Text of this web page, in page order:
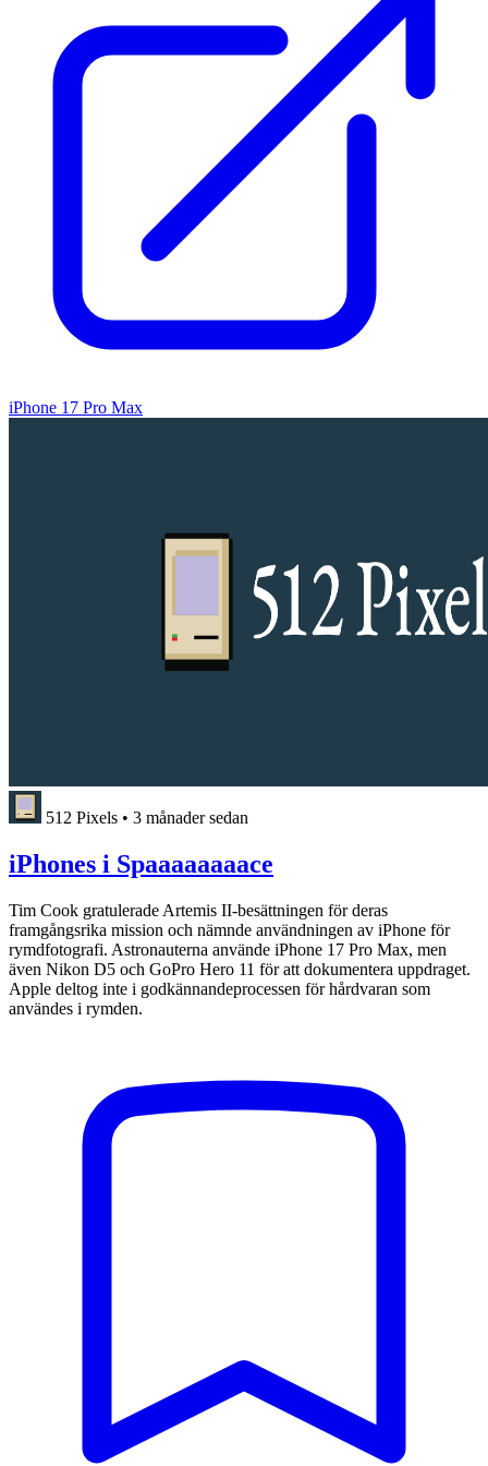
iPhone 17 Pro Max
512 Pixels • 3 månader sedan
iPhones i Spaaaaaaaace
Tim Cook gratulerade Artemis II-besättningen för deras
framgångsrika mission och nämnde användningen av iPhone för
rymdfotografi. Astronauterna använde iPhone 17 Pro Max, men
även Nikon D5 och GoPro Hero 11 för att dokumentera uppdraget.
Apple deltog inte i godkännandeprocessen för hårdvaran som
användes i rymden.